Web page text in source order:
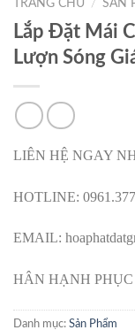
TRANG CHỦ / SẢN
Lắp Đặt Mái
Lượn Sóng
LIÊN HỆ NGAY
HOTLINE:
EMAIL:
HÂN HẠNH
Danh mục: Sản Phẩm